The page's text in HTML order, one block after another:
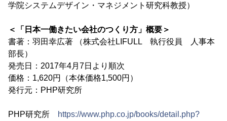
学院システムデザイン・マネジメント研究科教授）
＜「日本一働きたい会社のつくり方」概要＞
書著：羽田幸広著 （株式会社LIFULL 執行役員 人事本
部長）
発売日：2017年4月7日より順次
価格：1,620円（本体価格1,500円）
発行元：PHP研究所
PHP研究所
https://www.php.co.jp/books/detail.php?